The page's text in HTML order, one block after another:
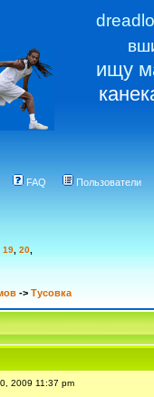
ищу
FAQ Пользователи
19 20
-> Тусовка
2009 11:37 pm